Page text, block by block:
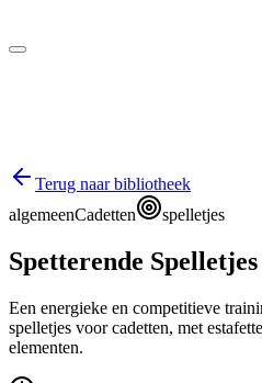
Terug naar bibliotheek
algemeenCadetten spelletjes
Spetterende
Een energieke en competitieve
spelletjes voor cadetten, met
elementen.